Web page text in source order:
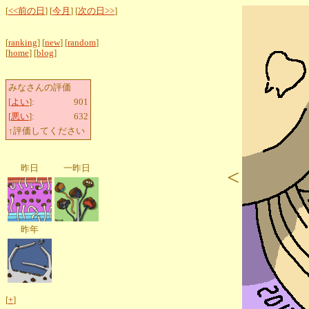
[<<前の日 ] [今月 ] [次の日>>]
[ranking] [new] [random]
[home] [blog]
みなさんの評価
[よい]:
901
[悪い]:
632
↑評価してください
昨日 一昨日
昨年
[+]
<